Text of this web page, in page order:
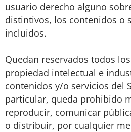
usuario derecho alguno
distintivos, los contenidos o
incluidos.
Quedan reservados todos
propiedad intelectual e
contenidos y/o servicios del
particular, queda prohibido
reproducir, comunicar
o distribuir, por cualquier